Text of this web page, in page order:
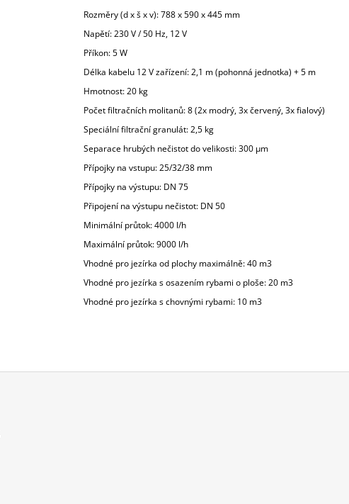
Rozměry (d x š x v): 788 x 590 x 445 mm
Napětí: 230 V / 50 Hz, 12 V
Příkon: 5 W
Délka kabelu 12 V zařízení: 2,1 m (pohonná jednotka) + 5 m
Hmotnost: 20 kg
Počet filtračních molitanů: 8 (2x modrý, 3x červený, 3x fialový)
Speciální filtrační granulát: 2,5 kg
Separace hrubých nečistot do velikosti: 300 µm
Přípojky na vstupu: 25/32/38 mm
Přípojky na výstupu: DN 75
Připojení na výstupu nečistot: DN 50
Minimální průtok: 4000 l/h
Maximální průtok: 9000 l/h
Vhodné pro jezírka od plochy maximálně: 40 m3
Vhodné pro jezírka s osazením rybami o ploše: 20 m3
Vhodné pro jezírka s chovnými rybami: 10 m3